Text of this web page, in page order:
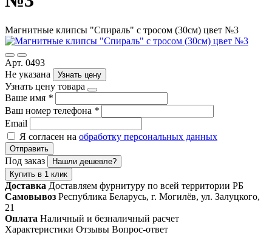
Магнитные клипсы "Спираль" с тросом (30см) цвет №3
Арт. 0493
Не указана
Узнать цену
Узнать цену товара
Ваше имя *
Ваш номер телефона *
Email
Я согласен на обработку персональных данных
Отправить
Под заказ
Нашли дешевле?
Купить в 1 клик
Доставка Доставляем фурнитуру по всей территории РБ
Самовывоз Республика Беларусь, г. Могилёв, ул. Залуцкого,
21
Оплата Наличный и безналичный расчет
Характеристики Отзывы Вопрос-ответ